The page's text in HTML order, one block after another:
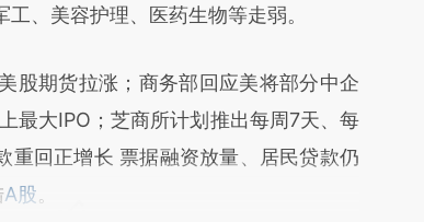
、美容护理、医药生物等走弱。
股期货拉涨；商务部回应美将部分中企
最大IPO；芝商所计划推出每周7天、每
回正增长 票据融资放量、居民贷款仍
A股。